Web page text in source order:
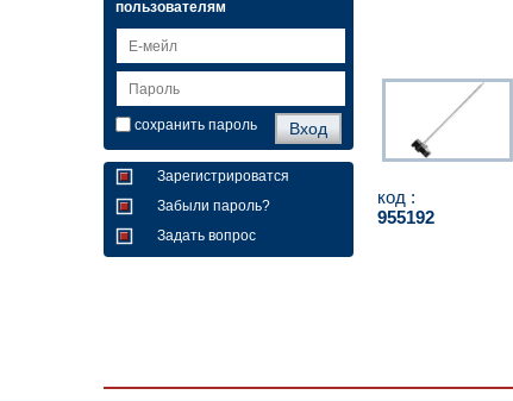
пользователям
сохранить пароль
Зарегистрироватся
Забыли пароль?
Задать вопрос
код :
955192